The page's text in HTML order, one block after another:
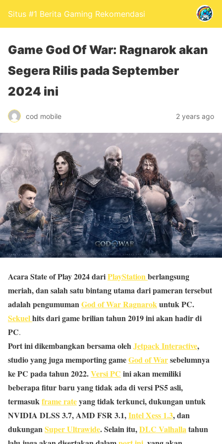
Situs #1 Berita Gaming Rekomendasi
Game God Of War: Ragnarok akan
Segera Rilis pada September
2024 ini
cod mobile 2 years ago
Acara State of Play 2024 dariPlayStationberlangsung
meriah, dan salah satu bintang utama dari pameran tersebut
adalah pengumumanGod of War Ragnarokuntuk PC.
Sekuelhits dari game brilian tahun 2019 ini akan hadir di
PC.
Port ini dikembangkan bersama olehJetpack Interactive,
studio yang juga memporting gameGod of Warsebelumnya
ke PC pada tahun 2022.Versi PC ini akan memiliki
beberapa fitur baru yang tidak ada di versi PS5 asli,
termasukframe rateyang tidak terkunci, dukungan untuk
NVIDIA DLSS 3.7, AMD FSR 3.1,Intel Xess 1.3, dan
dukunganSuper Ultrawide. Selain itu,DLC Valhallatahun